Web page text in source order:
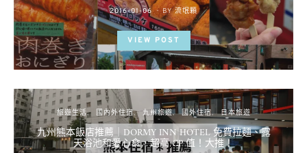
POSTED
ON
2016-01-06 BY 流氓顆
VIEW POST
旅遊生活 國內外住宿 九州旅遊 國外住宿 日本旅遊
九州熊本飯店推薦｜DORMY INN HOTEL 免費拉麵、露
天浴池和愛心傘，超高 CP 值！大推！